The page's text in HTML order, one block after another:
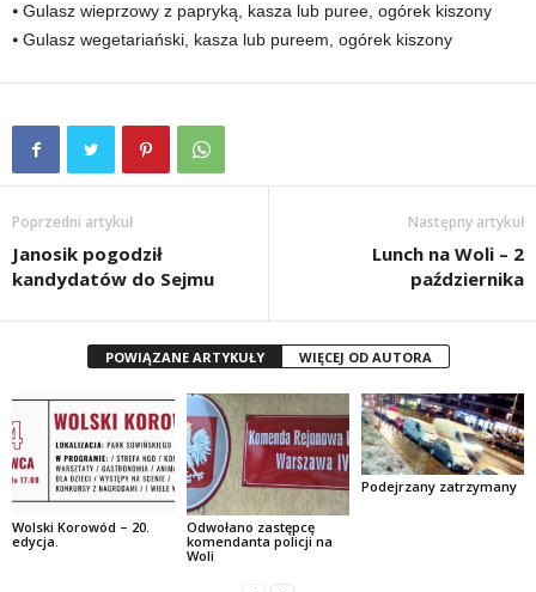
⦁ Gulasz wieprzowy z papryką, kasza lub puree, ogórek kiszony
⦁ Gulasz wegetariański, kasza lub pureem, ogórek kiszony
Poprzedni artykuł
Janosik pogodził
kandydatów do Sejmu
Następny artykuł
Lunch na Woli – 2
października
POWIĄZANE ARTYKUŁY WIĘCEJ OD AUTORA
Wolski Korowód – 20.
edycja.
Odwołano zastępcę
komendanta policji na
Woli
Podejrzany zatrzymany